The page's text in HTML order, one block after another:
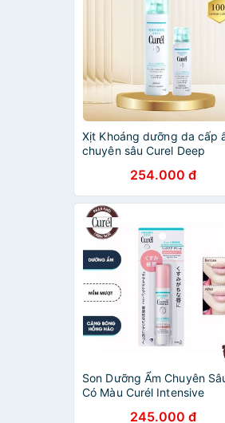
Xịt Khoáng dưỡng da cấp
chuyên sâu Curel Deep
254.000 đ
Son Dưỡng Ẩm Chuyên
Có Màu Curél Intensive
245.000 đ